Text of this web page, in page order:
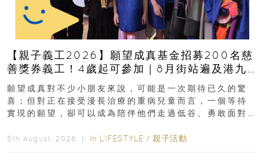
【親子義工2026】願望成真基金招募200名慈
善獎券義工！4歲起可參加｜8月街站遍及港九
新界
願望成真對不少小朋友來說，可能是一次期待已久的驚
喜；但對正在接受漫長治療的重病兒童而言，一個等待
實現的願望，卻可以成為陪伴他們走過低谷、勇敢面對
5th August, 2026 ｜ In LIFESTYLE / 親子活動